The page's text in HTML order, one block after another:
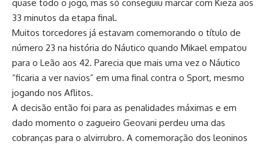
quase todo o jogo, mas só conseguiu marcar com Kieza aos
33 minutos da etapa final.
Muitos torcedores já estavam comemorando o título de
número 23 na história do Náutico quando Mikael empatou
para o Leão aos 42. Parecia que mais uma vez o Náutico
“ficaria a ver navios” em uma final contra o Sport, mesmo
jogando nos Aflitos.
A decisão então foi para as penalidades máximas e em
dado momento o zagueiro Geovani perdeu uma das
cobranças para o alvirrubro. A comemoração dos leoninos